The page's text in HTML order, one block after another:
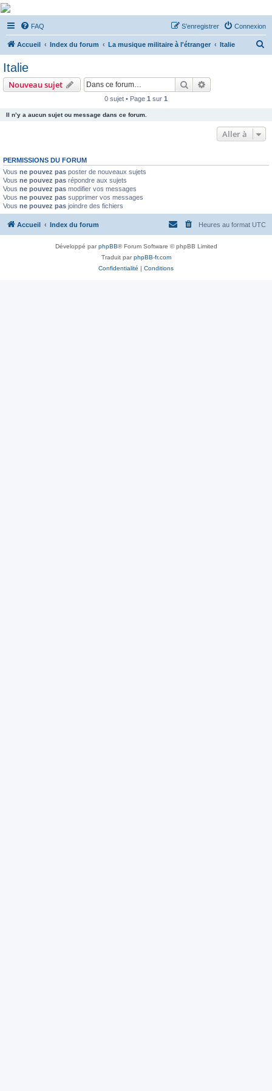
De Musicae Militari -
Forums
Forums de discussions
FAQ Connexion
S’enregistrer
Accueil Index du forum La musique militaire à l'étranger Italie
Italie
Nouveau sujet Rechercher
0 sujet • Page 1 sur 1
Il n’y a aucun sujet ou message dans ce forum.
Aller à
PERMISSIONS DU FORUM
Vous ne pouvez pas poster de nouveaux sujets
Vous ne pouvez pas répondre aux sujets
Vous ne pouvez pas modifier vos messages
Vous ne pouvez pas supprimer vos messages
Vous ne pouvez pas joindre des fichiers
Accueil Index du forum Heures au format UTC
Développé parphpBB® Forum Software © phpBB Limited
Traduit parphpBB-fr.com
Confidentialité | Conditions